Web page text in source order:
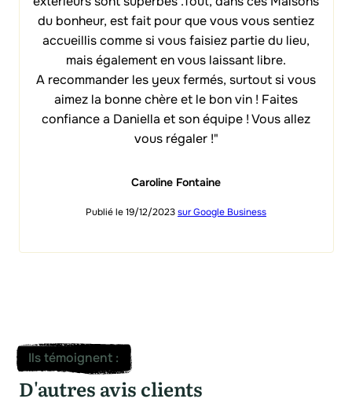
du bonheur, est fait pour que vous vous sentiez
accueillis comme si vous faisiez partie du lieu,
mais également en vous laissant libre.
A recommander les yeux fermés, surtout si vous
aimez la bonne chère et le bon vin ! Faites
confiance a Daniella et son équipe ! Vous allez
vous régaler !"
Caroline Fontaine
Publié le 19/12/2023sur Google Business
Ils témoignent:
D'autres avis clients